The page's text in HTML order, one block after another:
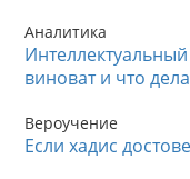
Аналитика
виноват и что
Вероучение
Если хадис